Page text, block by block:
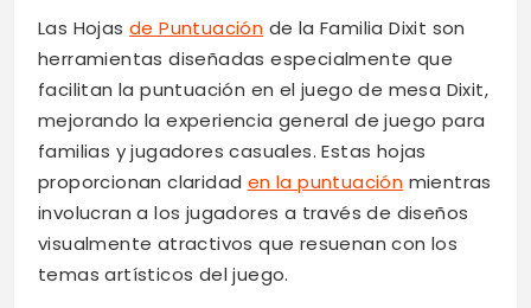
Las Hojasde Puntuación de la Familia Dixit son
herramientas diseñadas especialmente que
facilitan la puntuación en el juego de mesa Dixit,
mejorando la experiencia general de juego para
familias y jugadores casuales. Estas hojas
proporcionan claridad en la puntuación mientras
involucran a los jugadores a través de diseños
visualmente atractivos que resuenan con los
temas artísticos del juego.